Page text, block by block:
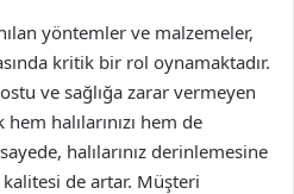
yöntemler ve malzemeler,
kritik bir rol oynamaktadır.
ve sağlığa zarar vermeyen
halılarınızı hem de
halılarınız derinlemesine
de artar. Müşteri